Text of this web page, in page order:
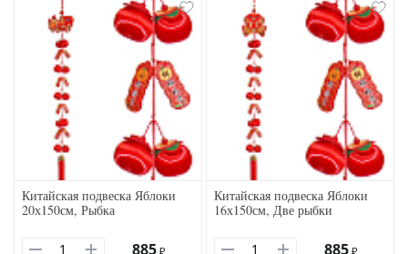
Китайская подвеска Яблоки
20х150см, Рыбка
885 ₽
Китайская подвеска Яблоки
16х150см, Две рыбки
885 ₽